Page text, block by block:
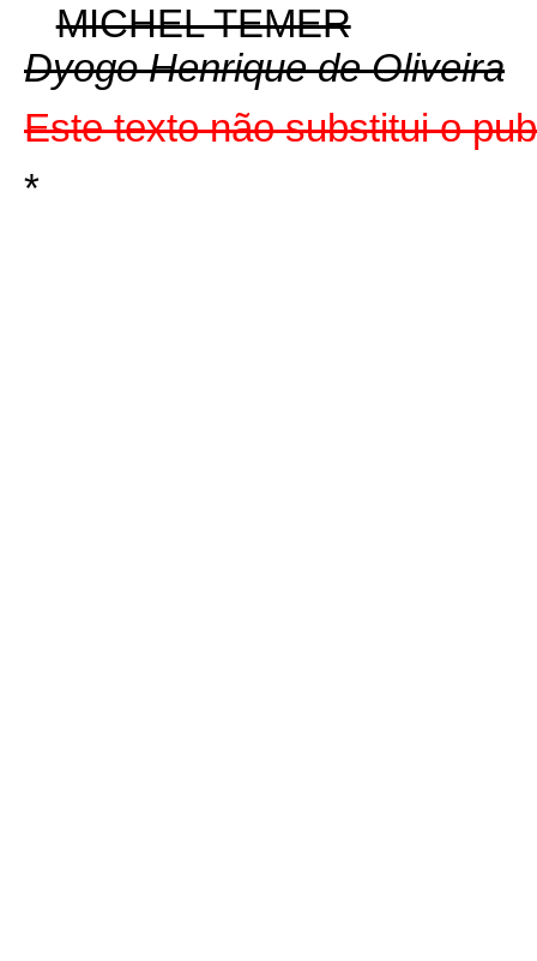
MICHEL TEMER
Dyogo Henrique de Oliveira
Este texto não substitui o
*